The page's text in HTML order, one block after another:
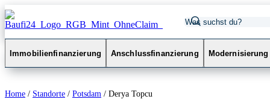
Immobilienfinanzierung Anschlussfinanzierung Modernisierung
Home / Standorte / Potsdam / Derya Topcu